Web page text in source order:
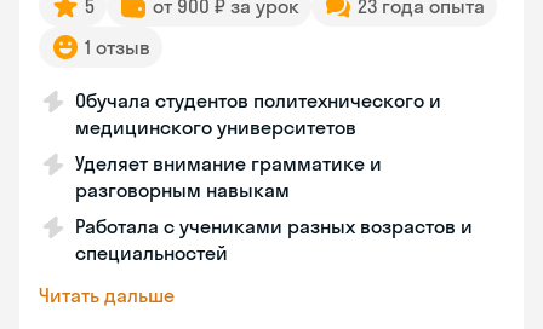
5 от 900 ₽ за урок
23 года опыта
1 отзыв
Обучала студентов политехнического и
медицинского университетов
Уделяет внимание грамматике и
разговорным навыкам
Работала с учениками разных возрастов и
специальностей
Читать дальше